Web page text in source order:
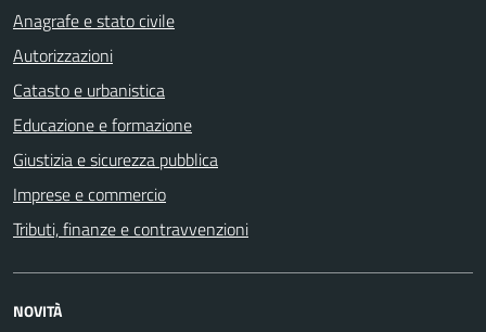
Anagrafe e stato civile
Autorizzazioni
Catasto e urbanistica
Educazione e formazione
Giustizia e sicurezza pubblica
Imprese e commercio
Tributi, finanze e contravvenzioni
NOVITÀ